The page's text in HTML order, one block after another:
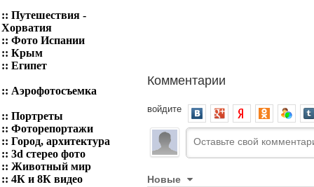
:: Путешествия -
Хорватия
:: Фото Испании
:: Крым
:: Египет
:: Аэрофотосъемка
:: Портреты
:: Фоторепортажи
:: Город, архитектура
:: 3d стерео фото
:: Животный мир
:: 4К и 8К видео
Комментарии
войдите
Новые